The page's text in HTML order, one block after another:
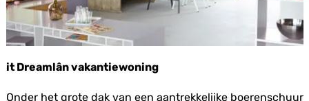
it Dreamlân vakantiewoning
iOnder het grote dak van een aantrekkelijke boerenschuur